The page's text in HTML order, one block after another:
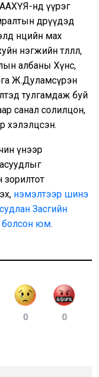
нд үүрэг
өдрүүдэд
нөөцийн мах
нэгжийн төлөөлөл,
албаны Хүнс,
Ж.Дуламсүрэн
тулгамдаж буй
санал солилцон,
хэлэлцсэн.
үнээр
нэмэлтээр шинэ
Засгийн
болсон юм.
0 0